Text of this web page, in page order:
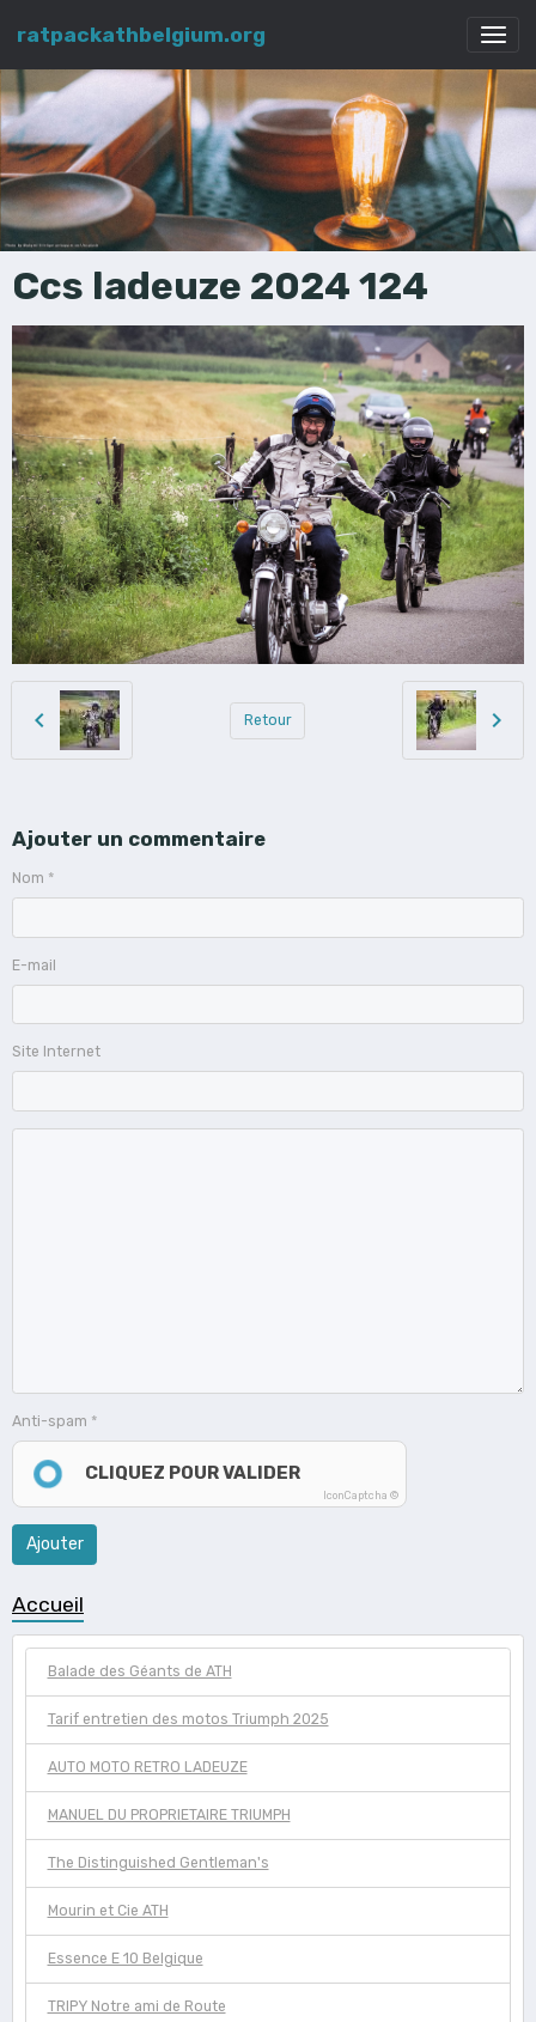
ratpackathbelgium.org
Ccs ladeuze 2024 124
Retour
Ajouter un commentaire
Nom
E-mail
Site Internet
Anti-spam
CLIQUEZ POUR VALIDER
IconCaptcha ©
Ajouter
Accueil
Balade des Géants de ATH
Tarif entretien des motos Triumph 2025
AUTO MOTO RETRO LADEUZE
MANUEL DU PROPRIETAIRE TRIUMPH
The Distinguished Gentleman's
Mourin et Cie ATH
Essence E 10 Belgique
TRIPY Notre ami de Route